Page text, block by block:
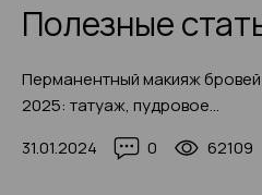
Полезные
Перманентный макияж бровей
2025: татуаж, пудровое
(с фото-примерами)
31.01.2024 0 62109